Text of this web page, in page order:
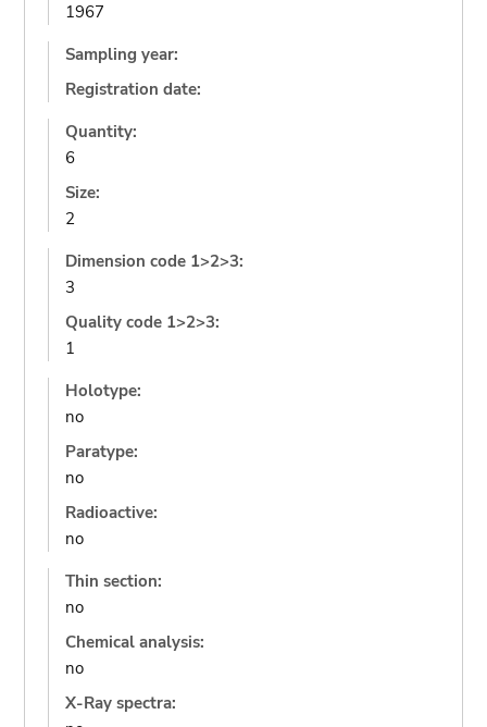
1967
Sampling year:
Registration date:
Quantity:
6
Size:
2
Dimension code 1>2>3:
3
Quality code 1>2>3:
1
Holotype:
no
Paratype:
no
Radioactive:
no
Thin section:
no
Chemical analysis:
no
X-Ray spectra: